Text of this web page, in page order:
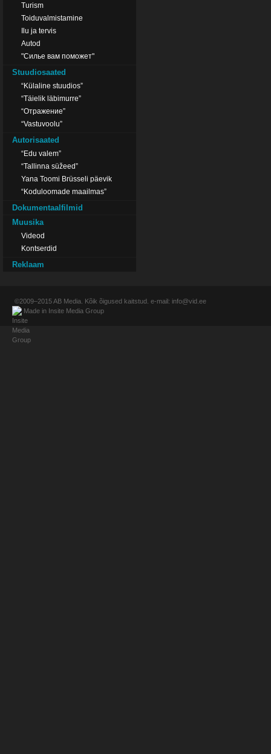
Turism
Toiduvalmistamine
Ilu ja tervis
Autod
"Силье вам поможет"
Stuudiosaated
“Külaline stuudios”
“Täielik läbimurre”
“Отражение”
“Vastuvoolu”
Autorisaated
“Edu valem”
“Tallinna süžeed”
Yana Toomi Brüsseli päevik
“Koduloomade maailmas”
Dokumentaalfilmid
Muusika
Videod
Kontserdid
Reklaam
©2009–2015AB Media . Kõik õigused kaitstud. e-mail: info@vid.ee
Made in Insite Media Group